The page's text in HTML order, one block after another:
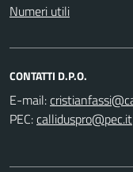
Numeri utili
CONTATTI D.P.O.
E-mail:
PEC: